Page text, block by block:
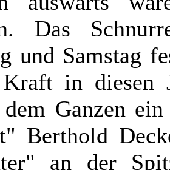
Das
und Samstag
Kraft in diesen
Ganzen
Berthold
an der